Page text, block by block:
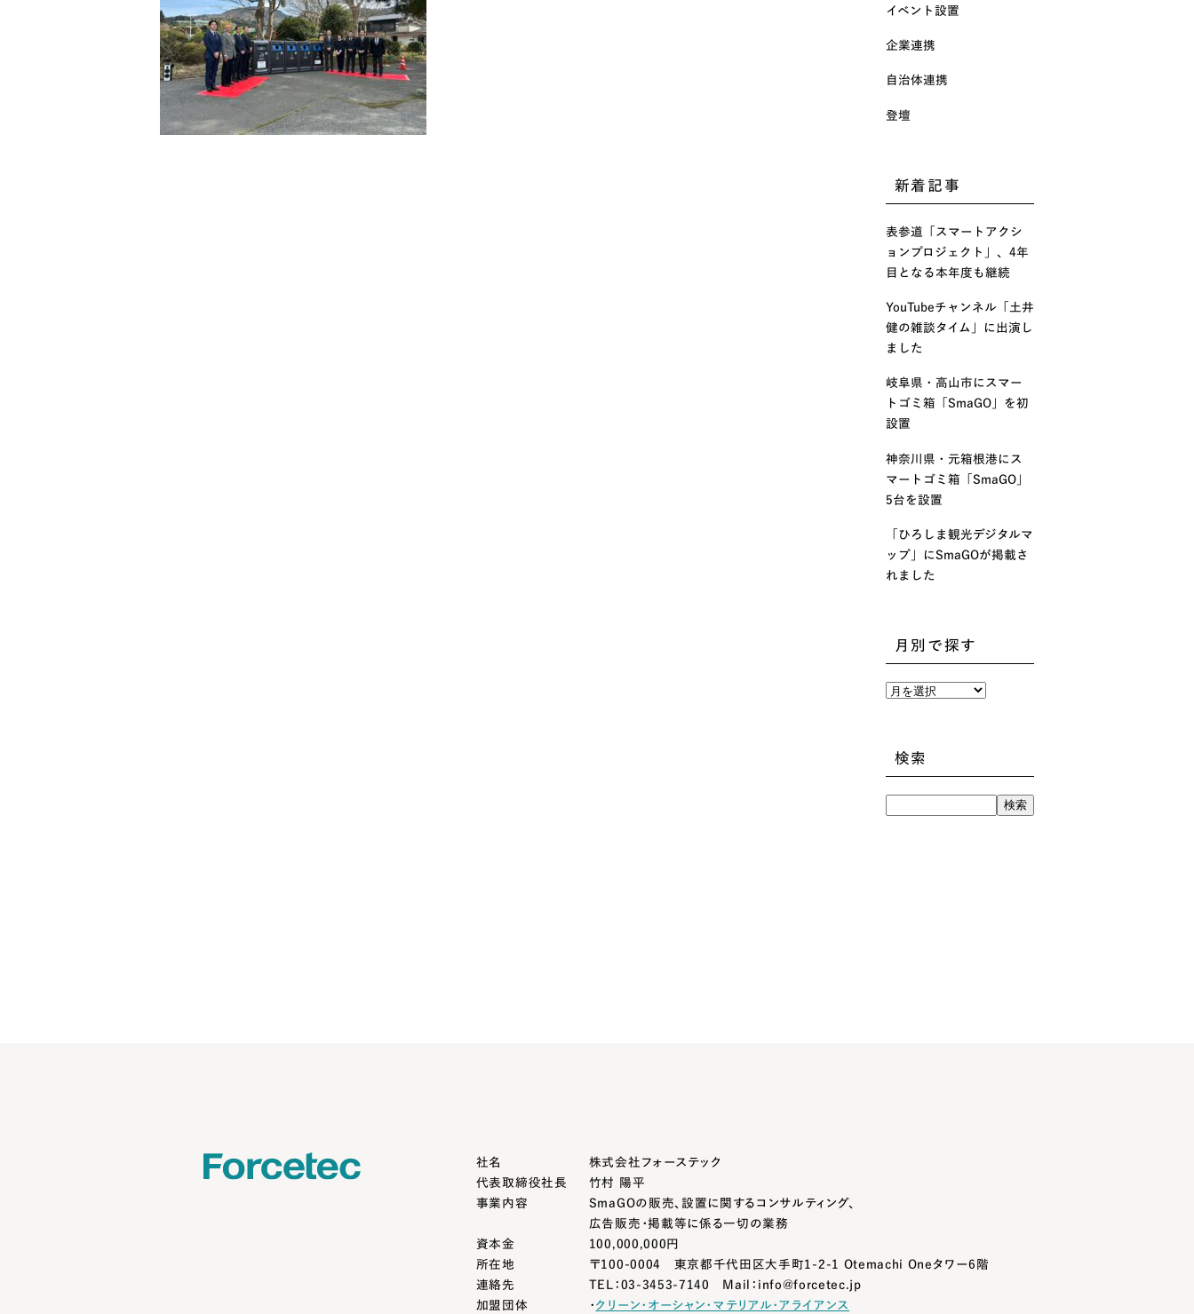
イベント設置
企業連携
自治体連携
登壇
新着記事
表参道「スマートアクシ
ョンプロジェクト」、4年
目となる本年度も継続
YouTubeチャンネル「土井
健の雑談タイム」に出演し
ました
岐阜県・高山市にスマー
トゴミ箱「SmaGO」を初
設置
神奈川県・元箱根港にス
マートゴミ箱「SmaGO」
5台を設置
「ひろしま観光デジタルマ
ップ」にSmaGOが掲載さ
れました
月別で探す
月
別
検索
検
索:
社名
株式会社フォーステック
代表取締役社長
竹村 陽平
事業内容
SmaGOの販売、設置に関するコンサルティング、
広告販売・掲載等に係る一切の業務
資本金
100,000,000円
所在地
〒100-0004 東京都千代田区大手町1-2-1 Otemachi Oneタワー6階
連絡先
TEL：03-3453-7140 Mail：info@forcetec.jp
加盟団体
・ クリーン・オーシャン・マテリアル・アライアンス